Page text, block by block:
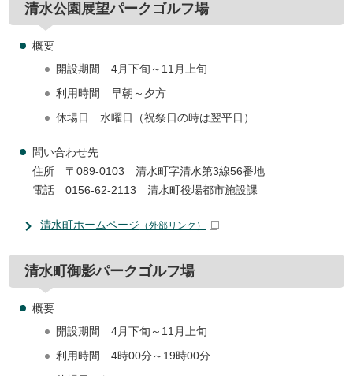
清水公園展望パークゴルフ場
概要
開設期間 4月下旬～11月上旬
利用時間 早朝～夕方
休場日 水曜日（祝祭日の時は翌平日）
問い合わせ先
住所 〒089-0103 清水町字清水第3線56番地
電話 0156-62-2113 清水町役場都市施設課
清水町ホームページ （外部リンク）
清水町御影パークゴルフ場
概要
開設期間 4月下旬～11月上旬
利用時間 4時00分～19時00分